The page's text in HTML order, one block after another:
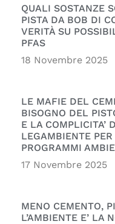
QUALI SOSTANZE
PISTA DA BOB DI
VERITÀ SU
PFAS
18 Novembre 2025
LE MAFIE DEL
BISOGNO DEL
E LA COMPLICITA’
LEGAMBIENTE
PROGRAMMI
17 Novembre 2025
MENO CEMENTO,
L’AMBIENTE E’ LA